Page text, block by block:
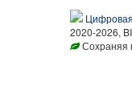
2020-2026,
Сохраняя